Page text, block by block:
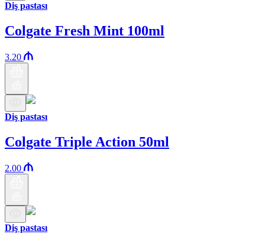
Diş pastası
Colgate Fresh Mint 100ml
3.20
Diş pastası
Colgate Triple Action 50ml
2.00
Diş pastası